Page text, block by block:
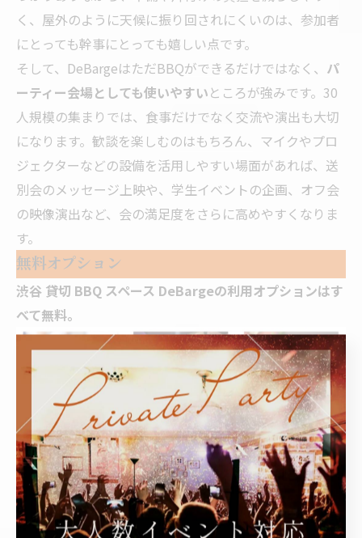
く、屋外のように天候に振り回されにくいのは、参加者
にとっても幹事にとっても嬉しい点です。
そして、DeBargeはただBBQができるだけではなく、 パ
ーティー会場としても使いやすいところが強みです。30
人規模の集まりでは、食事だけでなく交流や演出も大切
になります。歓談を楽しむのはもちろん、マイクやプロ
ジェクターなどの設備を活用しやすい場面があれば、送
別会のメッセージ上映や、学生イベントの企画、オフ会
の映像演出など、会の満足度をさらに高めやすくなりま
す。
無料オプション
渋谷 貸切 BBQ スペース DeBargeの利用オプションはす
べて無料。